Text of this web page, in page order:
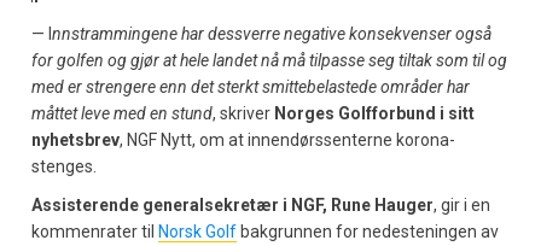
— I nnstrammingene har dessverre negative konsekvenser også
for golfen og gjør at hele landet nå må tilpasse seg tiltak som til og
med er strengere enn det sterkt smittebelastede områder har
måttet leve med en stund, skriver Norges Golfforbund i sitt
nyhetsbrev, NGF Nytt, om at innendørssenterne korona-
stenges.
Assisterende generalsekretær i NGF, Rune Hauger, gir i en
kommenrater til Norsk Golf bakgrunnen for nedesteningen av